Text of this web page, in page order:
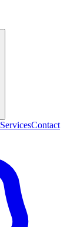
ServicesContact